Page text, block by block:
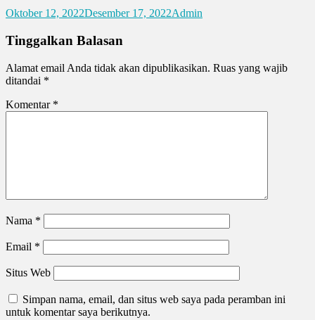
Oktober 12, 2022Desember 17, 2022Admin
Tinggalkan Balasan
Alamat email Anda tidak akan dipublikasikan. Ruas yang wajib
ditandai *
Komentar *
Nama *
Email *
Situs Web
Simpan nama, email, dan situs web saya pada peramban ini
untuk komentar saya berikutnya.